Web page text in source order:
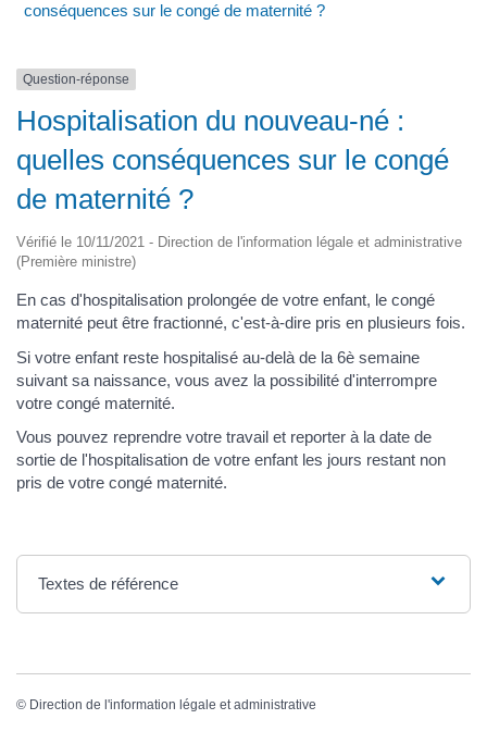
conséquences sur le congé de maternité ?
Question-réponse
Hospitalisation du nouveau-né :
quelles conséquences sur le congé
de maternité ?
Vérifié le 10/11/2021 - Direction de l'information légale et administrative
(Première ministre)
En cas d'hospitalisation prolongée de votre enfant, le congé
maternité peut être fractionné, c'est-à-dire pris en plusieurs fois.
Si votre enfant reste hospitalisé au-delà de la 6è semaine
suivant sa naissance, vous avez la possibilité d'interrompre
votre congé maternité.
Vous pouvez reprendre votre travail et reporter à la date de
sortie de l'hospitalisation de votre enfant les jours restant non
pris de votre congé maternité.
Textes de référence
© Direction de l'information légale et administrative